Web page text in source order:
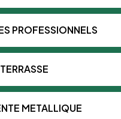
PROFESSIONNELS
METALLIQUE